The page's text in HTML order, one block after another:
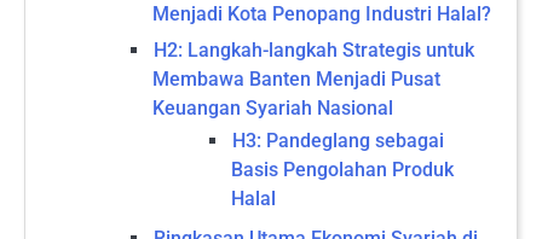
Menjadi Kota Penopang Industri Halal?
H2: Langkah-langkah Strategis untuk
Membawa Banten Menjadi Pusat
Keuangan Syariah Nasional
H3: Pandeglang sebagai
Basis Pengolahan Produk
Halal